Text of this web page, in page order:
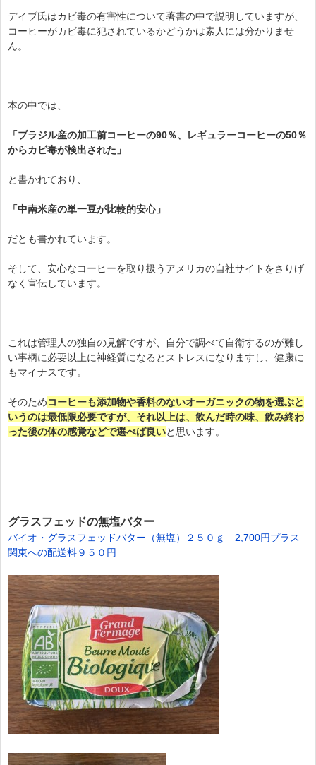
デイブ氏はカビ毒の有害性について著書の中で説明していますが、
コーヒーがカビ毒に犯されているかどうかは素人には分かりませ
ん。
本の中では、
「ブラジル産の加工前コーヒーの90％、レギュラーコーヒーの50％
からカビ毒が検出された」
と書かれており、
「中南米産の単一豆が比較的安心」
だとも書かれています。
そして、安心なコーヒーを取り扱うアメリカの自社サイトをさりげ
なく宣伝しています。
これは管理人の独自の見解ですが、自分で調べて自衛するのが難し
い事柄に必要以上に神経質になるとストレスになりますし、健康に
もマイナスです。
そのためコーヒーも添加物や香料のないオーガニックの物を選ぶと
いうのは最低限必要ですが、それ以上は、飲んだ時の味、飲み終わ
った後の体の感覚などで選べば良いと思います。
グラスフェッドの無塩バター
バイオ・グラスフェッドバター（無塩）２５０ｇ 2,700円プラス
関東への配送料９５０円